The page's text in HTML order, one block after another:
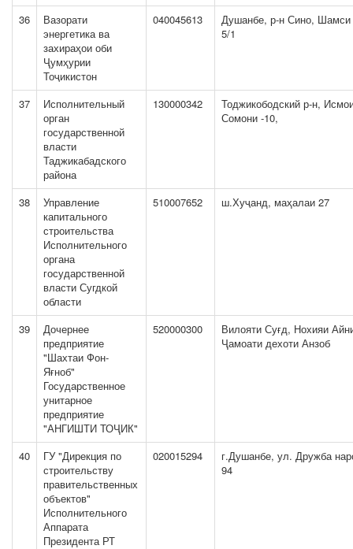
36
Вазорати
энергетика ва
захираҳои оби
Ҷумҳурии
Тоҷикистон
040045613
Душанбе, р-н Сино, Шамси
5/1
37
Исполнительный
орган
государственной
власти
Таджикабадского
района
130000342
Тоджикободский р-н,
Сомони -10,
38
Управление
капитального
строительства
Исполнительного
органа
государственной
власти Сугдкой
области
510007652 ш.Хуҷанд, маҳалаи 27
39
Дочернее
предприятие
"Шахтаи Фон-
Яғноб"
Государственное
унитарное
предприятие
"АНГИШТИ ТОҶИК"
520000300
Вилояти Суғд, Нохияи
Ҷамоати дехоти Анзоб
40
ГУ "Дирекция по
строительству
правительственных
объектов"
Исполнительного
Аппарата
Президента РТ
020015294
г.Душанбе, ул. Дружба
94